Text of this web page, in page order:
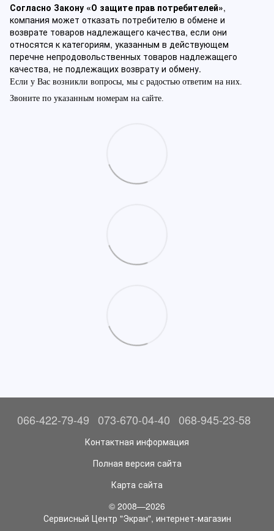
Согласно Закону «О защите прав потребителей»,
компания может отказать потребителю в обмене и
возврате товаров надлежащего качества, если они
относятся к категориям, указанным в действующем
перечне непродовольственных товаров надлежащего
качества, не подлежащих возврату и обмену.
Если у Вас возникли вопросы, мы с радостью ответим на них.
Звоните по указанным номерам на сайте.
066-422-79-49 073-670-04-40 068-945-23-58
Контактная информация
Полная версия сайта
Карта сайта
© 2008—2026
Сервисный Центр "Экран", интернет-магазин